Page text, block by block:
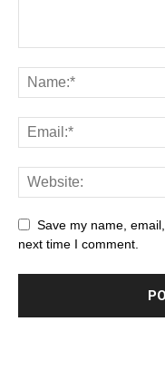
Save my name,
next time I comment.